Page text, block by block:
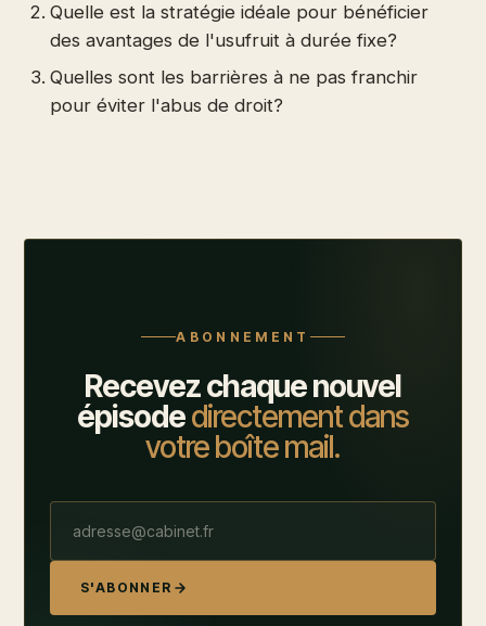
Quelle est la stratégie idéale pour bénéficier
des avantages de l'usufruit à durée fixe?
Quelles sont les barrières à ne pas franchir
pour éviter l'abus de droit?
ABONNEMENT
Recevez chaque nouvel
épisodedirectement dans
votre boîte mail.
S'ABONNER